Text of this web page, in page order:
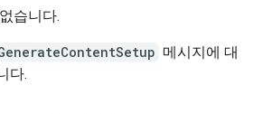
습니다.
메시지에 대
다.